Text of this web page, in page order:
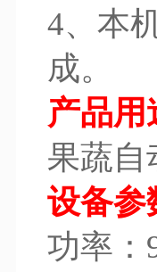
4、本
成。
产品用
果蔬自
设备参
功率：